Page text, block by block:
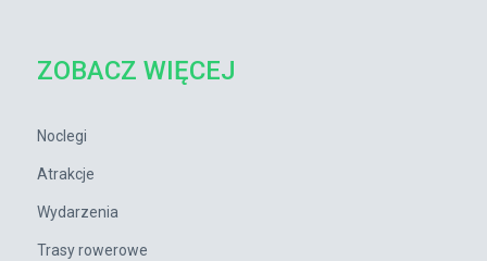
ZOBACZ WIĘCEJ
Noclegi
Atrakcje
Wydarzenia
Trasy rowerowe